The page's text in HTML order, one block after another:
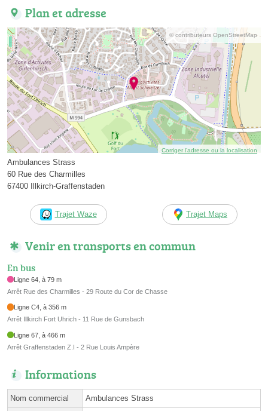
Plan et adresse
© contributeurs OpenStreetMap
Corriger l’adresse ou la localisation
Ambulances Strass
60 Rue des Charmilles
67400 Illkirch-Graffenstaden
Trajet Waze Trajet Maps
Venir en transports en commun
En bus
Ligne 64, à 79 m
Arrêt Rue des Charmilles - 29 Route du Cor de Chasse
Ligne C4, à 356 m
Arrêt Illkirch Fort Uhrich - 11 Rue de Gunsbach
Ligne 67, à 466 m
Arrêt Graffenstaden Z.I - 2 Rue Louis Ampère
Informations
Nom commercial Ambulances Strass